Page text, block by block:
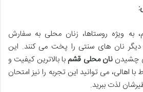
به ویژه روستاها، زنان محلی به سفارش
نان های سنتی را پخت می کنند. این
چشیدن نان محلی قشم با بالاترین کیفیت و
با اهالی، می توانید این تجربه را نیز امتحان
لذت ببرید.